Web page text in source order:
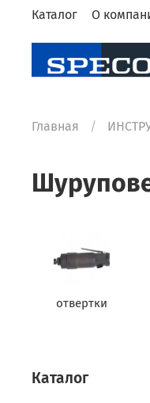
Каталог О
Главная
отвертки
Каталог